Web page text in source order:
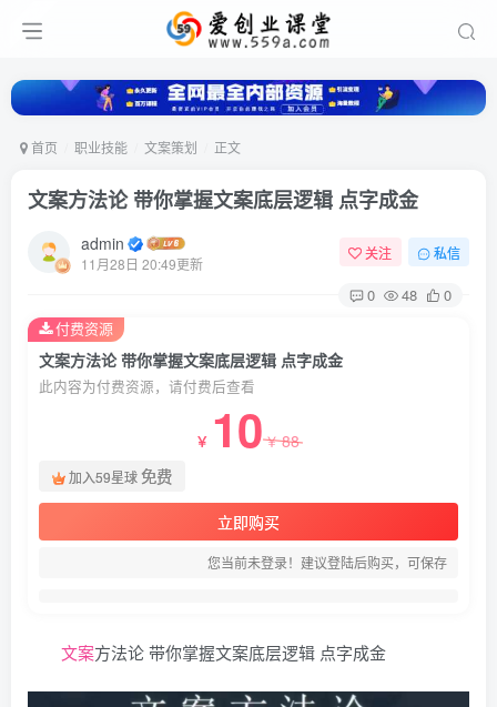
首页 职业技能 文案策划 正文
文案方法论 带你掌握文案底层逻辑 点字成金
admin
11月28日 20:49更新
关注 私信
0 48 0
文案方法论 带你掌握文案底层逻辑 点字成金
此内容为付费资源，请付费后查看
￥ 10￥88
加入59星球免费
立即购买
您当前未登录！建议登陆后购买，可保存
付费资源
文案方法论 带你掌握文案底层逻辑 点字成金